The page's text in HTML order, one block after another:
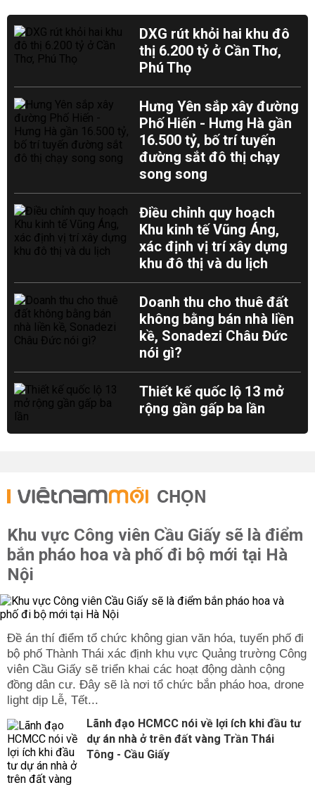
DXG rút khỏi hai khu đô
thị 6.200 tỷ ở Cần Thơ,
Phú Thọ
Hưng Yên sắp xây đường
Phố Hiến - Hưng Hà gần
16.500 tỷ, bố trí tuyến
đường sắt đô thị chạy
song song
Điều chỉnh quy hoạch
Khu kinh tế Vũng Áng,
xác định vị trí xây dựng
khu đô thị và du lịch
Doanh thu cho thuê đất
không bằng bán nhà liền
kề, Sonadezi Châu Đức
nói gì?
Thiết kế quốc lộ 13 mở
rộng gần gấp ba lần
CHỌN
Khu vực Công viên Cầu Giấy sẽ là điểm
bắn pháo hoa và phố đi bộ mới tại Hà
Nội
Đề án thí điểm tổ chức không gian văn hóa, tuyến phố đi
bộ phố Thành Thái xác định khu vực Quảng trường Công
viên Cầu Giấy sẽ triển khai các hoạt động dành cộng
đồng dân cư. Đây sẽ là nơi tổ chức bắn pháo hoa, drone
light dịp Lễ, Tết...
Lãnh đạo HCMCC nói về lợi ích khi đầu tư
dự án nhà ở trên đất vàng Trần Thái
Tông - Cầu Giấy